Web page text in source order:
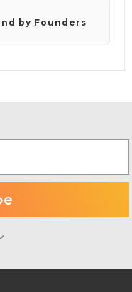
by Founders